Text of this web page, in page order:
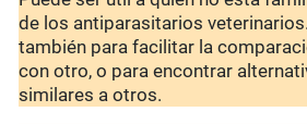
de los antiparasitarios
también para facilitar la
con otro, o para encontrar
similares a otros.